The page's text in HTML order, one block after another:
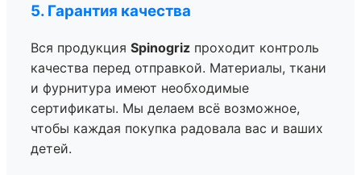
5. Гарантия качества
Вся продукция Spinogriz проходит контроль
качества перед отправкой. Материалы, ткани
и фурнитура имеют необходимые
сертификаты. Мы делаем всё возможное,
чтобы каждая покупка радовала вас и ваших
детей.